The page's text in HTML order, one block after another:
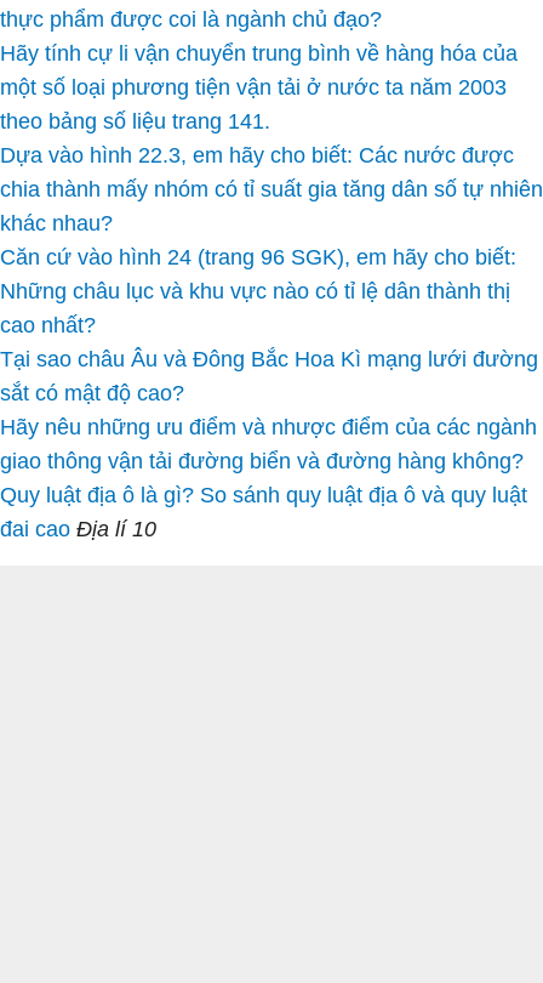
thực phẩm được coi là ngành chủ đạo?
Hãy tính cự li vận chuyển trung bình về hàng hóa của
một số loại phương tiện vận tải ở nước ta năm 2003
theo bảng số liệu trang 141.
Dựa vào hình 22.3, em hãy cho biết: Các nước được
chia thành mấy nhóm có tỉ suất gia tăng dân số tự nhiên
khác nhau?
Căn cứ vào hình 24 (trang 96 SGK), em hãy cho biết:
Những châu lục và khu vực nào có tỉ lệ dân thành thị
cao nhất?
Tại sao châu Âu và Đông Bắc Hoa Kì mạng lưới đường
sắt có mật độ cao?
Hãy nêu những ưu điểm và nhược điểm của các ngành
giao thông vận tải đường biển và đường hàng không?
Quy luật địa ô là gì? So sánh quy luật địa ô và quy luật
đai cao Địa lí 10